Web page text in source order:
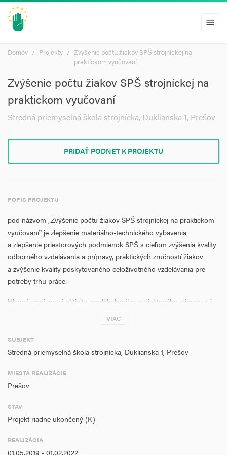
menu
Domov Projekty
Zvýšenie počtu žiakov SPŠ strojníckej na
praktickom vyučovaní
Zvýšenie počtu žiakov SPŠ strojníckej na
praktickom vyučovaní
Stredná priemyselná škola strojnícka, Duklianska 1, Prešov
PRIDAŤ PODNET K PROJEKTU
POPIS PROJEKTU
pod názvom „Zvýšenie počtu žiakov SPŠ strojníckej na praktickom
vyučovaní“ je zlepšenie materiálno-technického vybavenia
a zlepšenie priestorových podmienok SPŠ s cieľom zvýšenia kvality
odborného vzdelávania a prípravy, praktických zručností žiakov
a zvýšenie kvality poskytovaného celoživotného vzdelávania pre
potreby trhu práce.
Hlavné oprávnené aktivity predkladaného projektového zámeru sú
Stavebné úpravy a rekonštrukcia vnútorných priestorov SPŠ
strojníckej
Predkladaný projekt s názvom „Zvýšenie počtu žiakov SPŠ
strojníckej na praktickom vyučovaní“ je v súlade so stratégiou IROP,
PO 2 – Ľahší prístup k efektívnym a kvalitnejším verejným službám,
podmieňuje kvalitu života a konkurencieschopnosť územia a to
prostredníctvom zabezpečenia efektívneho a udržateľného
VIAC
SUBJEKT
Stredná priemyselná škola strojnícka, Duklianska 1, Prešov
MIESTA REALIZÁCIE
Prešov
STAV
Projekt riadne ukončený (K)
REALIZÁCIA
01.05.2019 - 01.02.2022